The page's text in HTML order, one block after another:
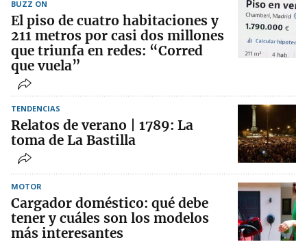
BUZZ ON
El piso de cuatro habitaciones y
211 metros por casi dos millones
que triunfa en redes: “Corred
que vuela”
TENDENCIAS
Relatos de verano | 1789: La
toma de La Bastilla
MOTOR
Cargador doméstico: qué debe
tener y cuáles son los modelos
más interesantes